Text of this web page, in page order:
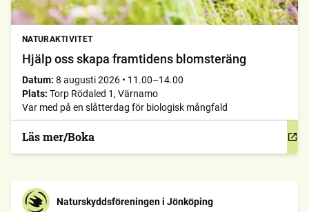
NATURAKTIVITET
Hjälp oss skapa framtidens blomsteräng
Datum: 8 augusti 2026 • 11.00–14.00
Plats: Torp Rödaled 1, Värnamo
Var med på en slåtterdag för biologisk mångfald
Läs mer/Boka
Naturskyddsföreningen i Jönköping